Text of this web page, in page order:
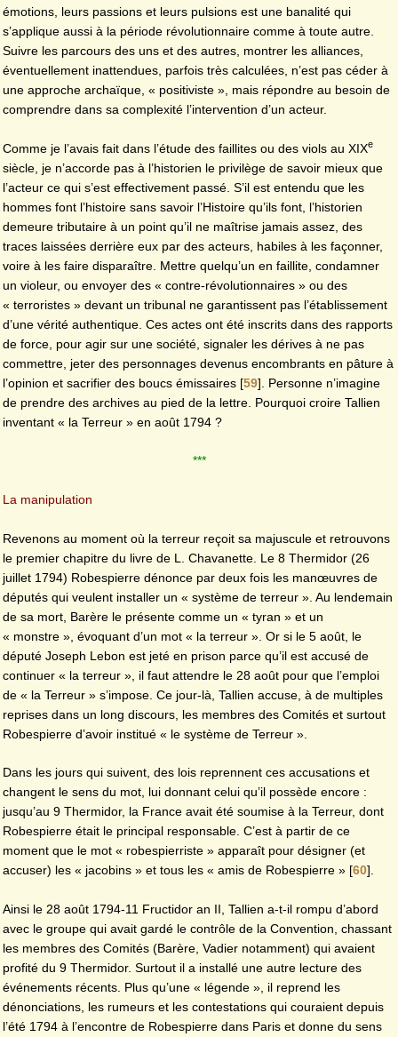
émotions, leurs passions et leurs pulsions est une banalité qui
s’applique aussi à la période révolutionnaire comme à toute autre.
Suivre les parcours des uns et des autres, montrer les alliances,
éventuellement inattendues, parfois très calculées, n’est pas céder à
une approche archaïque, « positiviste », mais répondre au besoin de
comprendre dans sa complexité l’intervention d’un acteur.
Comme je l’avais fait dans l’étude des faillites ou des viols au XIXe
siècle, je n’accorde pas à l’historien le privilège de savoir mieux que
l’acteur ce qui s’est effectivement passé. S’il est entendu que les
hommes font l’histoire sans savoir l’Histoire qu’ils font, l’historien
demeure tributaire à un point qu’il ne maîtrise jamais assez, des
traces laissées derrière eux par des acteurs, habiles à les façonner,
voire à les faire disparaître. Mettre quelqu’un en faillite, condamner
un violeur, ou envoyer des « contre-révolutionnaires » ou des
« terroristes » devant un tribunal ne garantissent pas l’établissement
d’une vérité authentique. Ces actes ont été inscrits dans des rapports
de force, pour agir sur une société, signaler les dérives à ne pas
commettre, jeter des personnages devenus encombrants en pâture à
l’opinion et sacrifier des boucs émissaires [59] . Personne n’imagine
de prendre des archives au pied de la lettre. Pourquoi croire Tallien
inventant « la Terreur » en août 1794 ?
***
La manipulation
Revenons au moment où la terreur reçoit sa majuscule et retrouvons
le premier chapitre du livre de L. Chavanette. Le 8 Thermidor (26
juillet 1794) Robespierre dénonce par deux fois les manœuvres de
députés qui veulent installer un « système de terreur ». Au lendemain
de sa mort, Barère le présente comme un « tyran » et un
« monstre », évoquant d’un mot « la terreur ». Or si le 5 août, le
député Joseph Lebon est jeté en prison parce qu’il est accusé de
continuer « la terreur », il faut attendre le 28 août pour que l’emploi
de « la Terreur » s’impose. Ce jour-là, Tallien accuse, à de multiples
reprises dans un long discours, les membres des Comités et surtout
Robespierre d’avoir institué « le système de Terreur ».
Dans les jours qui suivent, des lois reprennent ces accusations et
changent le sens du mot, lui donnant celui qu’il possède encore :
jusqu’au 9 Thermidor, la France avait été soumise à la Terreur, dont
Robespierre était le principal responsable. C’est à partir de ce
moment que le mot « robespierriste » apparaît pour désigner (et
accuser) les « jacobins » et tous les « amis de Robespierre » [60]
Ainsi le 28 août 1794-11 Fructidor an II, Tallien a-t-il rompu d’abord
avec le groupe qui avait gardé le contrôle de la Convention, chassant
les membres des Comités (Barère, Vadier notamment) qui avaient
profité du 9 Thermidor. Surtout il a installé une autre lecture des
événements récents. Plus qu’une « légende », il reprend les
dénonciations, les rumeurs et les contestations qui couraient depuis
l’été 1794 à l’encontre de Robespierre dans Paris et donne du sens